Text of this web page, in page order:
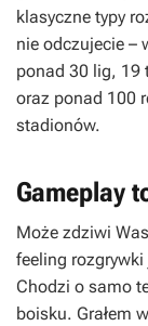
klasyczne typy
nie odczujecie –
ponad 30 lig, 19
oraz ponad 100
stadionów.
Gameplay
Może zdziwi
feeling
Chodzi o samo
boisku. Grałem